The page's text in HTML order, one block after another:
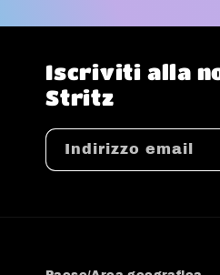
Iscriviti alla
Stritz
Indirizzo email